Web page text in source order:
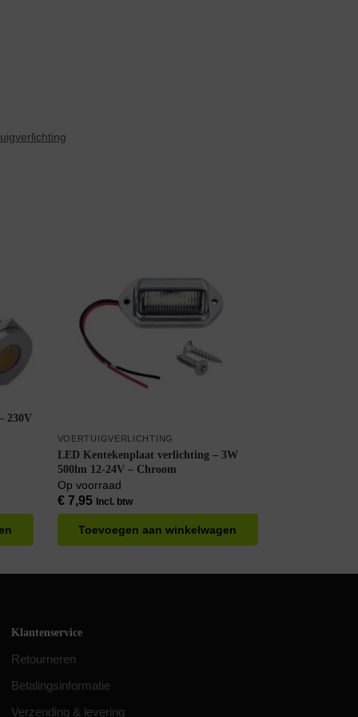
230V
VOERTUIGVERLICHTING
LED Kentekenplaat verlichting – 3W
500lm 12-24V – Chroom
Op voorraad
€7,95 Incl. btw
Toevoegen aan winkelwagen
Klantenservice
Retourneren
Betalingsinformatie
Verzending & levering